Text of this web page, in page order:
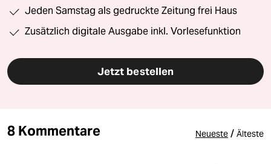
Jeden Samstag als gedruckte Zeitung frei Haus
Zusätzlich digitale Ausgabe inkl. Vorlesefunktion
Jetzt bestellen
8 Kommentare Neueste / Älteste